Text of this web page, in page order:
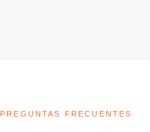
PREGUNTAS FRECUENTES